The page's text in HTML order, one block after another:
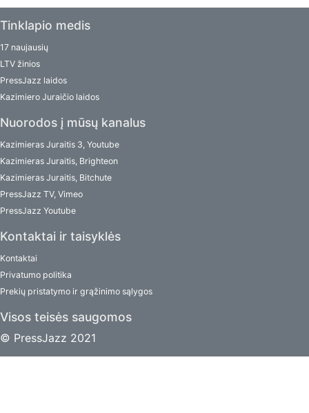
Tinklapio medis
17 naujausių
LTV žinios
PressJazz laidos
Kazimiero Juraičio laidos
Nuorodos į mūsų kanalus
Kazimieras Juraitis 3, Youtube
Kazimieras Juraitis, Brighteon
Kazimieras Juraitis, Bitchute
PressJazz TV, Vimeo
PressJazz Youtube
Kontaktai ir taisyklės
Kontaktai
Privatumo politika
Prekių pristatymo ir grąžinimo sąlygos
Visos teisės saugomos
© PressJazz 2021